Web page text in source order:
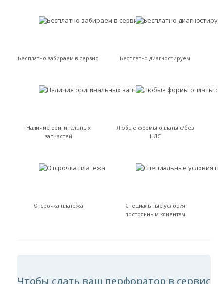
Бесплатно забираем в сервис Бесплатно диагностируем
Наличие оригинальных
запчастей
Любые формы оплаты с/без
НДС
Отсрочка платежа
Специальные условия
постоянным клиентам
Чтобы сдать ваш перфоратор в сервис